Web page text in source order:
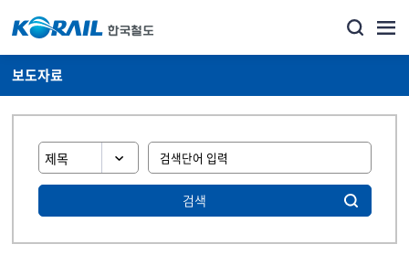
보도자료
검색